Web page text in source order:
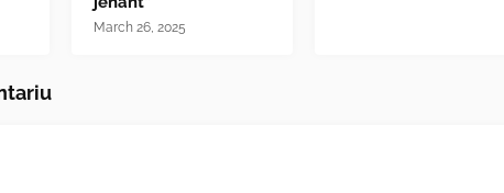
March 26, 2025